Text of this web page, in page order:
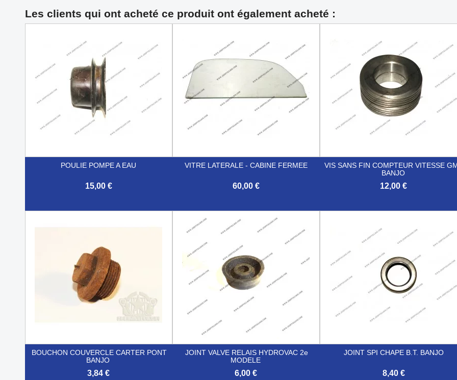
Les clients qui ont acheté ce produit ont également acheté :
POULIE POMPE A EAU
15,00 €
VITRE LATERALE - CABINE FERMEE
60,00 €
Aperçu rapide
VIS SANS FIN COMPTEUR VITESSE
BANJO
12,00 €
BOUCHON COUVERCLE CARTER PONT
BANJO
3,84 €
JOINT VALVE RELAIS HYDROVAC 2e
MODELE
6,00 €
JOINT SPI CHAPE B.T. BANJO
8,40 €